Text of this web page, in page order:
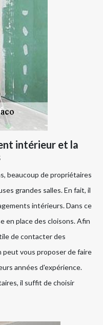
intérieur et la
beaucoup de propriétaires
grandes salles. En fait, il
intérieurs. Dans ce
en place des cloisons. Afin
de contacter des
peut vous proposer de faire
années d'expérience.
il suffit de choisir